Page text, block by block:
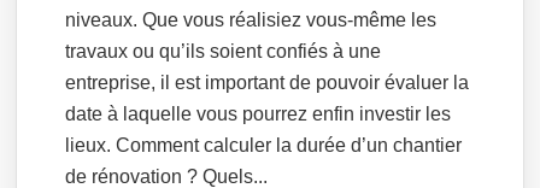
niveaux. Que vous réalisiez vous-même les
travaux ou qu’ils soient confiés à une
entreprise, il est important de pouvoir évaluer la
date à laquelle vous pourrez enfin investir les
lieux. Comment calculer la durée d’un chantier
de rénovation ? Quels...